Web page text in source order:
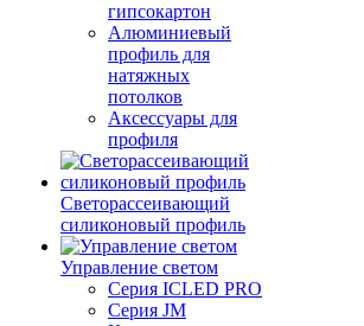
гипсокартон
Алюминиевый
профиль для
натяжных
потолков
Аксессуары для
профиля
Светорассеивающий
силиконовый профиль
Управление светом
Серия ICLED PRO
Серия JM